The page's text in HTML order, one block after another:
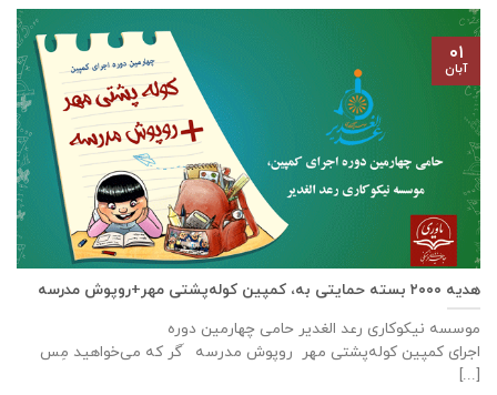
هدیه ۲۰۰۰ بسته حمایتی به، کمپین کوله‌پشتی مهر+روپوش مدرسه
موسسه نیکوکاری رعد الغدیر حامی چهارمین دوره
اجرای کمپین کوله‌پشتی مهر روپوش مدرسه َگر که می‌خواهید مِس
[...]
۰۱
آبان